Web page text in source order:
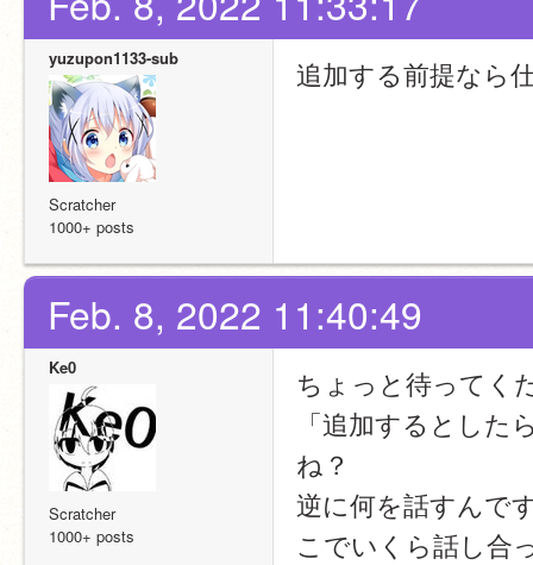
yuzupon1133-sub
Scratcher
1000+ posts
追加する前提なら
Feb. 8, 2022 11:40:49
Ke0
Scratcher
1000+ posts
ちょっと待ってく
「追加するとし
ね？
逆に何を話すんで
こでいくら話し合